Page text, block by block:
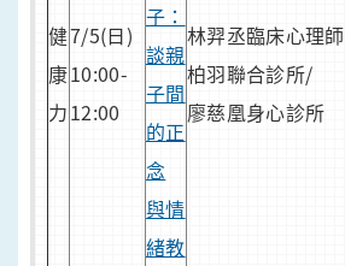
健
康
力
7/5(日)
10:00-
12:00
子：
談親
子間
的正
念
與情
緒教
林羿丞臨床心理師
柏羽聯合診所/
廖慈凰身心診所